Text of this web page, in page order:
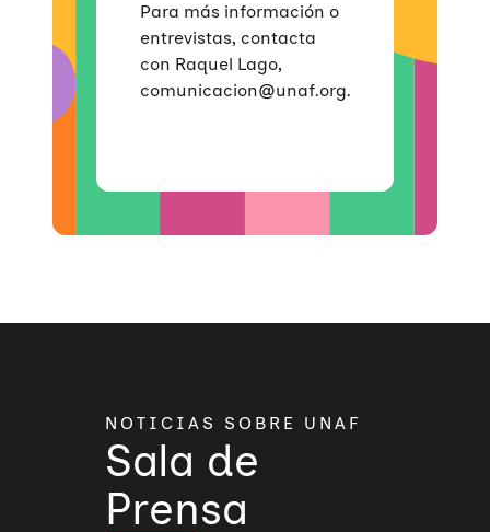
Para más información o
entrevistas, contacta
con Raquel Lago,
comunicacion@unaf.org.
NOTICIAS SOBRE UNAF
Sala de
Prensa